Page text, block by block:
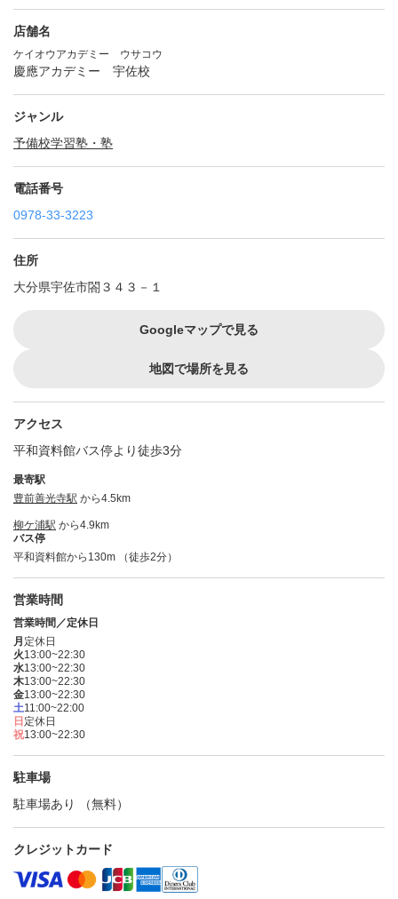
店舗名
ケイオウアカデミー ウサコウ
慶應アカデミー 宇佐校
ジャンル
予備校学習塾・塾
電話番号
0978-33-3223
住所
大分県宇佐市閤３４３－１
Googleマップで見る
地図で場所を見る
アクセス
平和資料館バス停より徒歩3分
最寄駅
豊前善光寺駅 から4.5km
柳ケ浦駅 から4.9km
バス停
平和資料館から130m （徒歩2分）
営業時間
営業時間／定休日
月 定休日
火13:00~22:30
水13:00~22:30
木13:00~22:30
金13:00~22:30
土11:00~22:00
日 定休日
祝13:00~22:30
駐車場
駐車場あり （無料）
クレジットカード